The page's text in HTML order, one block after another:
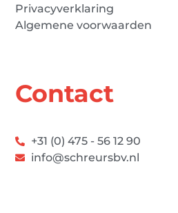
Privacyverklaring
Algemene voorwaarden
Contact
+31 (0) 475 - 56 12 90
info@schreursbv.nl